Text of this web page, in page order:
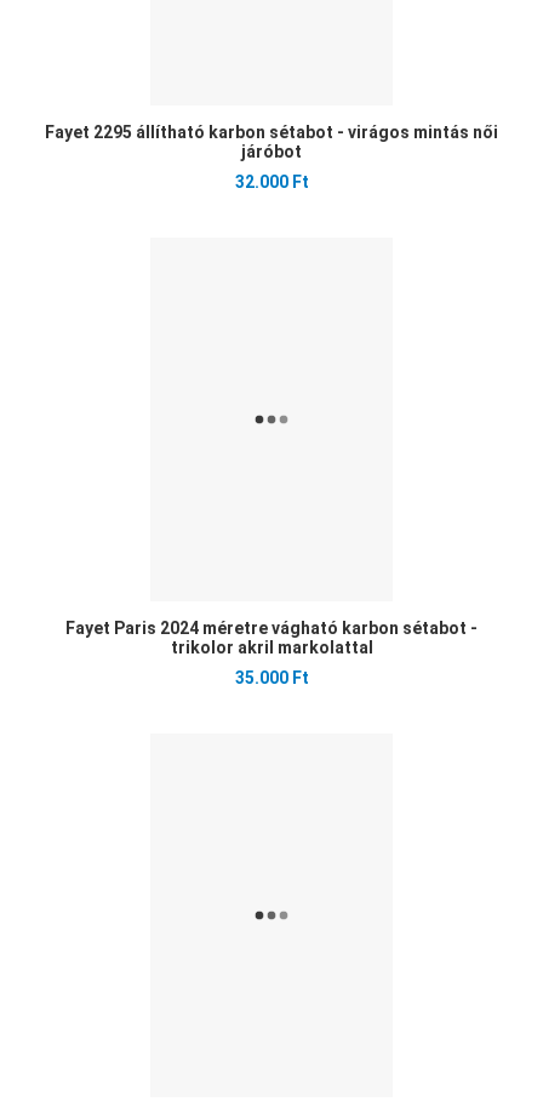
Fayet 2295 állítható karbon sétabot - virágos mintás női
járóbot
32.000 Ft
Fayet Paris 2024 méretre vágható karbon sétabot -
trikolor akril markolattal
35.000 Ft